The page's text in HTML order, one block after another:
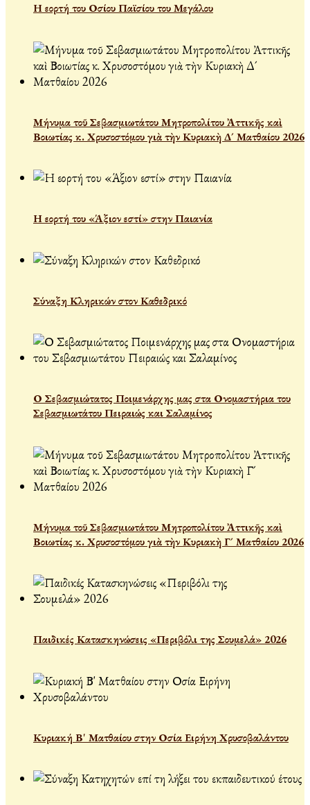
Η εορτή του Οσίου Παϊσίου του Μεγάλου
Μήνυμα τοῦ Σεβασμιωτάτου Μητροπολίτου Ἀττικῆς καὶ
Βοιωτίας κ. Χρυσοστόμου γιὰ τὴν Κυριακὴ Δ´ Ματθαίου 2026
Η εορτή του «Άξιον εστί» στην Παιανία
Σύναξη Κληρικών στον Καθεδρικό
Ο Σεβασμιώτατος Ποιμενάρχης μας στα Ονομαστήρια του
Σεβασμιωτάτου Πειραιώς και Σαλαμίνος
Μήνυμα τοῦ Σεβασμιωτάτου Μητροπολίτου Ἀττικῆς καὶ
Βοιωτίας κ. Χρυσοστόμου γιὰ τὴν Κυριακὴ Γ´ Ματθαίου 2026
Παιδικές Κατασκηνώσεις «Περιβόλι της Σουμελά» 2026
Κυριακή Β' Ματθαίου στην Οσία Ειρήνη Χρυσοβαλάντου